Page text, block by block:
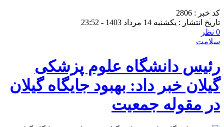
کد خبر : 2806
تاریخ انتشار : یکشنبه 14 مرداد 1403 - 23:52
0 نظر
سلامت
رئیس دانشگاه علوم پزشکی
گیلان خبر داد: بهبود جایگاه گیلان
در مقوله جمعیت